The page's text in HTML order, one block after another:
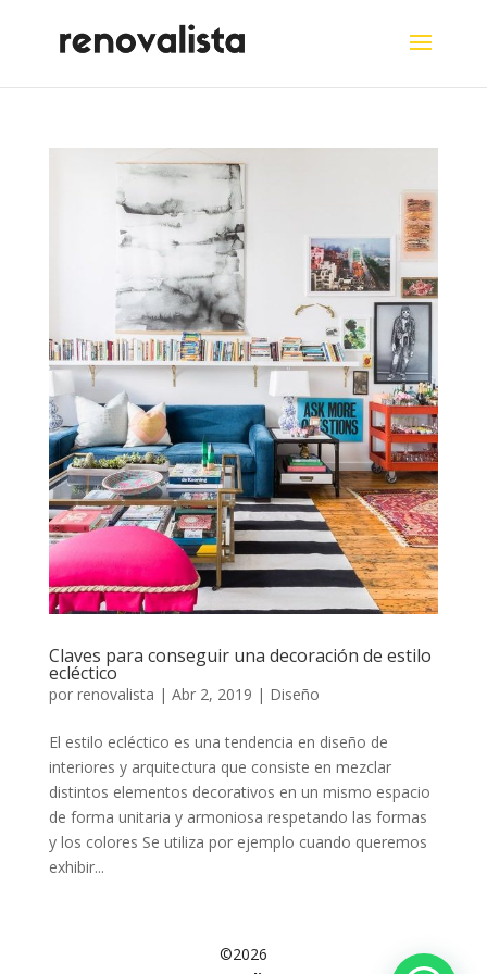
Claves para conseguir una decoración de estilo
ecléctico
por renovalista | Abr 2, 2019 | Diseño
El estilo ecléctico es una tendencia en diseño de
interiores y arquitectura que consiste en mezclar
distintos elementos decorativos en un mismo espacio
de forma unitaria y armoniosa respetando las formas
y los colores Se utiliza por ejemplo cuando queremos
exhibir...
©2026